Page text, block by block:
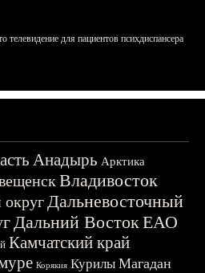
телевидение для пациентов психдиспансера
Анадырь Арктика
Владивосток
Дальневосточный
Дальний ВостокЕАО
Камчатский край
Корякия Курилы Магадан